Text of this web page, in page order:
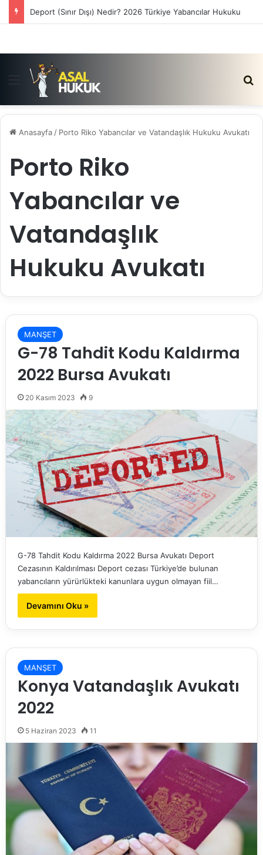
Deport (Sınır Dışı) Nedir? 2026 Türkiye Yabancılar Hukuku
Menü
Anasayfa / Porto Riko Yabancılar ve Vatandaşlık Hukuku Avukatı
Porto Riko
Yabancılar ve
Vatandaşlık
Hukuku Avukatı
MANŞET
G-78 Tahdit Kodu Kaldırma
2022 Bursa Avukatı
20 Kasım 2023 9
G-78 Tahdit Kodu Kaldırma 2022 Bursa Avukatı Deport
Cezasının Kaldırılması Deport cezası Türkiye’de bulunan
yabancıların yürürlükteki kanunlara uygun olmayan fiil…
Devamını Oku »
MANŞET
Konya Vatandaşlık Avukatı
2022
5 Haziran 2023 11